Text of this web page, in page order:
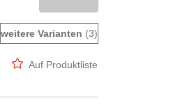
weitere Varianten (3)
Auf Produktliste